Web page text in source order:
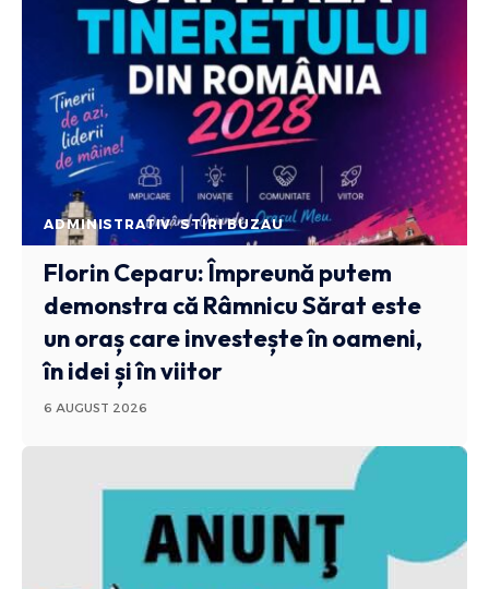
ADMINISTRATIV STIRI BUZAU
Florin Ceparu: Împreună putem
demonstra că Râmnicu Sărat este
un oraș care investește în oameni,
în idei și în viitor
6 AUGUST 2026